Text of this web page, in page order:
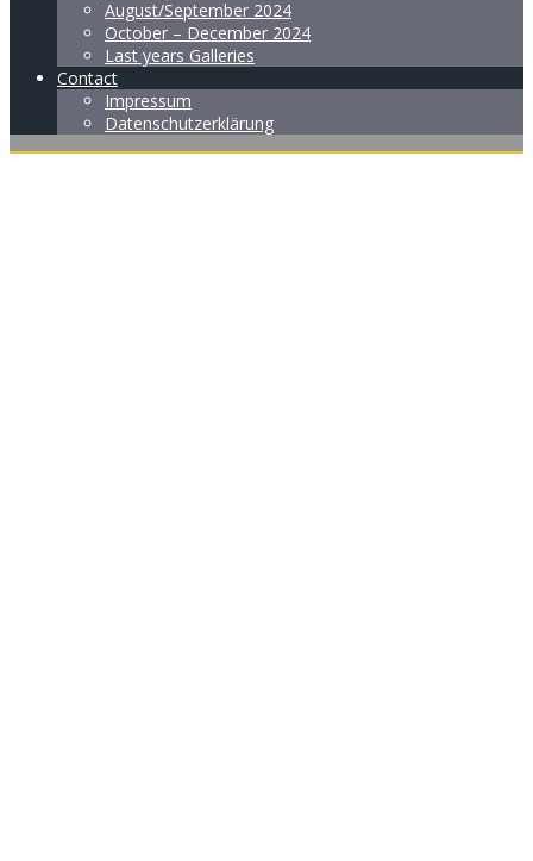
August/September 2024
October – December 2024
Last years Galleries
Contact
Impressum
Datenschutzerklärung